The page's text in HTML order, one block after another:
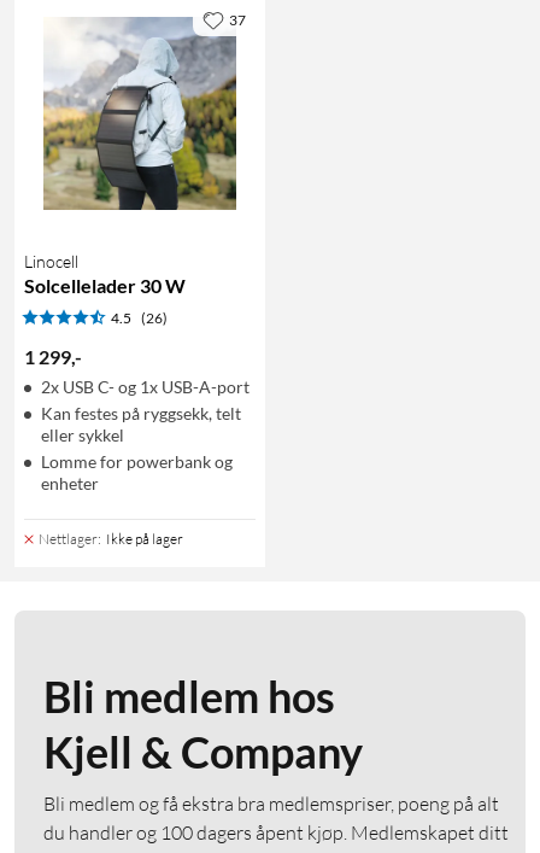
Linocell
Solcellelader 30 W
4.5 (26)
1 299,-
2x USB C- og 1x USB-A-port
Kan festes på ryggsekk, telt
eller sykkel
Lomme for powerbank og
enheter
Nettlager: Ikke på lager
37
Bli medlem hos
Kjell & Company
Bli medlem og få ekstra bra medlemspriser, poeng på alt
du handler og 100 dagers åpent kjøp. Medlemskapet ditt